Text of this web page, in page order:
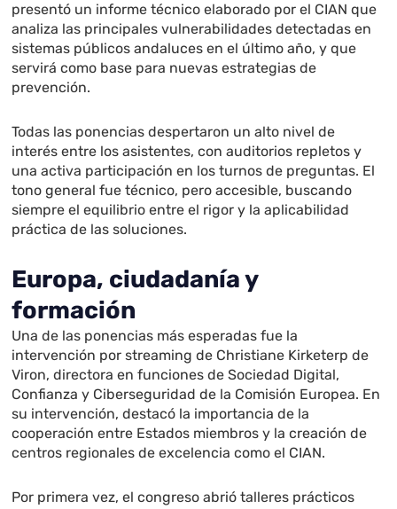
presentó un informe técnico elaborado por el CIAN que
analiza las principales vulnerabilidades detectadas en
sistemas públicos andaluces en el último año, y que
servirá como base para nuevas estrategias de
prevención.
Todas las ponencias despertaron un alto nivel de
interés entre los asistentes, con auditorios repletos y
una activa participación en los turnos de preguntas. El
tono general fue técnico, pero accesible, buscando
siempre el equilibrio entre el rigor y la aplicabilidad
práctica de las soluciones.
Europa, ciudadanía y
formación
Una de las ponencias más esperadas fue la
intervención por streaming de Christiane Kirketerp de
Viron, directora en funciones de Sociedad Digital,
Confianza y Ciberseguridad de la Comisión Europea. En
su intervención, destacó la importancia de la
cooperación entre Estados miembros y la creación de
centros regionales de excelencia como el CIAN.
Por primera vez, el congreso abrió talleres prácticos